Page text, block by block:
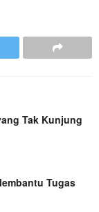
Tak Kunjung
Tugas